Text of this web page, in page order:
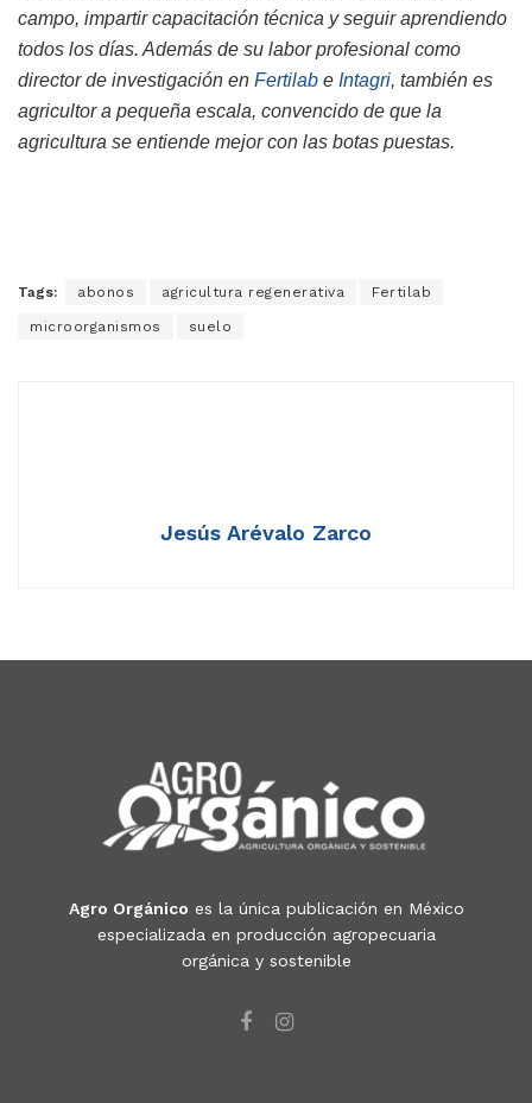
campo, impartir capacitación técnica y seguir aprendiendo
todos los días. Además de su labor profesional como
director de investigación en Fertilab e Intagri, también es
agricultor a pequeña escala, convencido de que la
agricultura se entiende mejor con las botas puestas.
Tags: abonos agricultura regenerativa Fertilab
microorganismos suelo
Jesús Arévalo Zarco
Agro Orgánico es la única publicación en México
especializada en producción agropecuaria
orgánica y sostenible